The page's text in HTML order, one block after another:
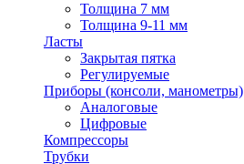
Толщина 7 мм
Толщина 9-11 мм
Ласты
Закрытая пятка
Регулируемые
Приборы (консоли, манометры)
Аналоговые
Цифровые
Компрессоры
Трубки